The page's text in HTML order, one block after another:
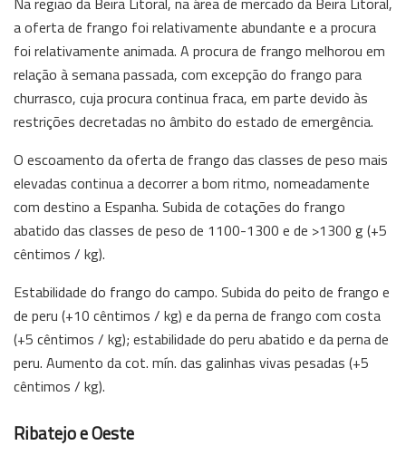
a oferta de frango foi relativamente abundante e a procura
foi relativamente animada. A procura de frango melhorou em
relação à semana passada, com excepção do frango para
churrasco, cuja procura continua fraca, em parte devido às
restrições decretadas no âmbito do estado de emergência.
O escoamento da oferta de frango das classes de peso mais
elevadas continua a decorrer a bom ritmo, nomeadamente
com destino a Espanha. Subida de cotações do frango
abatido das classes de peso de 1100-1300 e de >1300 g (+5
cêntimos / kg).
Estabilidade do frango do campo. Subida do peito de frango e
de peru (+10 cêntimos / kg) e da perna de frango com costa
(+5 cêntimos / kg); estabilidade do peru abatido e da perna de
peru. Aumento da cot. mín. das galinhas vivas pesadas (+5
cêntimos / kg).
Ribatejo e Oeste